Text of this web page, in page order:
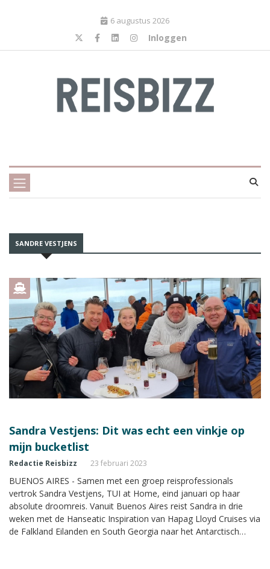
6 augustus 2026
Inloggen
SANDRE VESTJENS
Sandra Vestjens: Dit was echt een vinkje op
mijn bucketlist
Redactie Reisbizz 23 februari 2023
BUENOS AIRES - Samen met een groep reisprofessionals
vertrok Sandra Vestjens, TUI at Home, eind januari op haar
absolute droomreis. Vanuit Buenos Aires reist Sandra in drie
weken met de Hanseatic Inspiration van Hapag Lloyd Cruises via
de Falkland Eilanden en South Georgia naar het Antarctisch